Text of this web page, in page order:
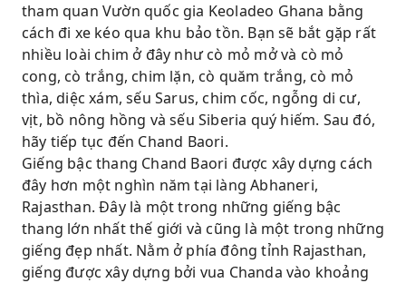
tham quan Vườn quốc gia Keoladeo Ghana bằng
cách đi xe kéo qua khu bảo tồn. Bạn sẽ bắt gặp rất
nhiều loài chim ở đây như cò mỏ mở và cò mỏ
cong, cò trắng, chim lặn, cò quăm trắng, cò mỏ
thìa, diệc xám, sếu Sarus, chim cốc, ngỗng di cư,
vịt, bồ nông hồng và sếu Siberia quý hiếm. Sau đó,
hãy tiếp tục đến Chand Baori.
Giếng bậc thang Chand Baori được xây dựng cách
đây hơn một nghìn năm tại làng Abhaneri,
Rajasthan. Đây là một trong những giếng bậc
thang lớn nhất thế giới và cũng là một trong những
giếng đẹp nhất. Nằm ở phía đông tỉnh Rajasthan,
giếng được xây dựng bởi vua Chanda vào khoảng